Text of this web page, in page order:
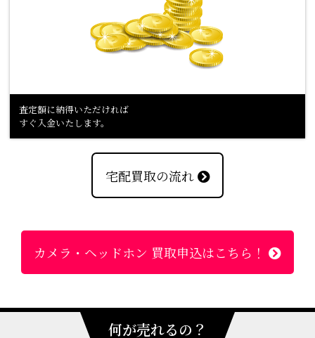
査定額に納得いただければ
すぐ入金いたします。
宅配買取の流れ
カメラ・ヘッドホン 買取申込はこちら！
何が売れるの？